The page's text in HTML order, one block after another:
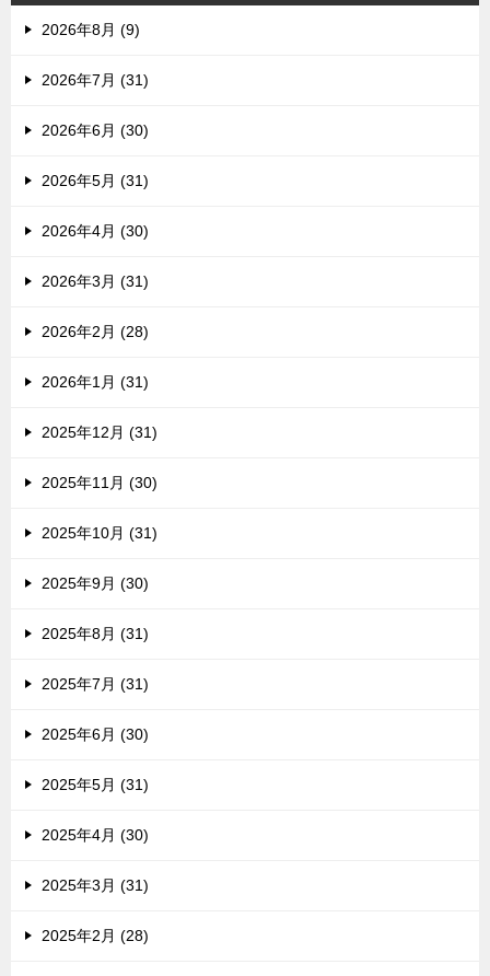
2026年8月 (9)
2026年7月 (31)
2026年6月 (30)
2026年5月 (31)
2026年4月 (30)
2026年3月 (31)
2026年2月 (28)
2026年1月 (31)
2025年12月 (31)
2025年11月 (30)
2025年10月 (31)
2025年9月 (30)
2025年8月 (31)
2025年7月 (31)
2025年6月 (30)
2025年5月 (31)
2025年4月 (30)
2025年3月 (31)
2025年2月 (28)